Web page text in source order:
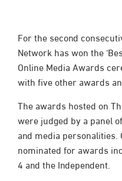
For the second
Network has won the
Online Media Awards
with five other awards
The awards hosted on
were judged by a panel
and media
nominated for awards
4 and the Independent.